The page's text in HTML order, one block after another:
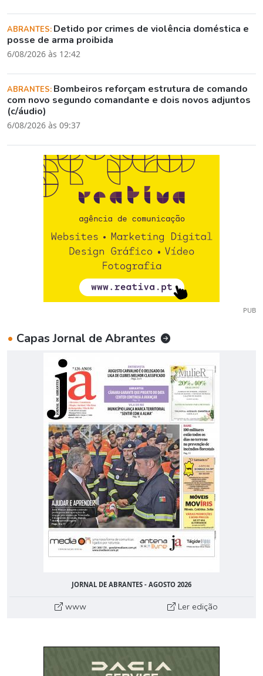
ABRANTES: Detido por crimes de violência doméstica e
posse de arma proibida
6/08/2026 às 12:42
ABRANTES: Bombeiros reforçam estrutura de comando
com novo segundo comandante e dois novos adjuntos
(c/áudio)
6/08/2026 às 09:37
PUB
• Capas Jornal de Abrantes
JORNAL DE ABRANTES - AGOSTO 2026
www Ler edição